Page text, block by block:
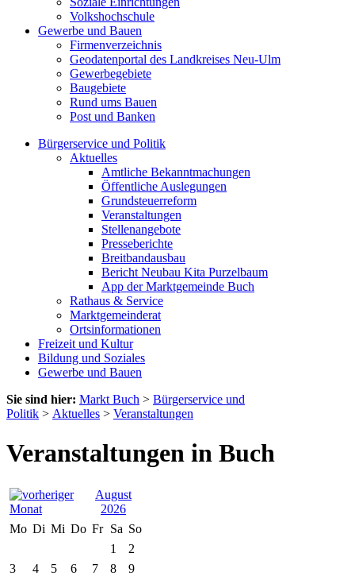
Volkshochschule
Gewerbe und Bauen
Firmenverzeichnis
Geodatenportal des Landkreises Neu-Ulm
Gewerbegebiete
Baugebiete
Rund ums Bauen
Post und Banken
Bürgerservice und Politik
Aktuelles
Amtliche Bekanntmachungen
Öffentliche Auslegungen
Grundsteuerreform
Veranstaltungen
Stellenangebote
Presseberichte
Breitbandausbau
Bericht Neubau Kita Purzelbaum
App der Marktgemeinde Buch
Rathaus & Service
Marktgemeinderat
Ortsinformationen
Freizeit und Kultur
Bildung und Soziales
Gewerbe und Bauen
Sie sind hier: Markt Buch > Bürgerservice und
Politik > Aktuelles > Veranstaltungen
Veranstaltungen in Buch
August
2026
Mo Di Mi Do Fr Sa So
1
2
3
4 5 6 7 8
9